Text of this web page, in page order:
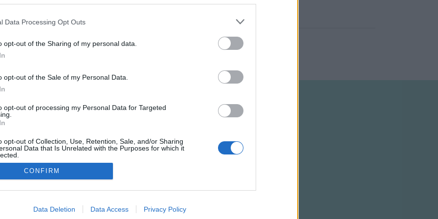
Data Processing Opt Outs
opt-out of the Sharing of my personal data.
opt-out of the Sale of my Personal Data.
opt-out of processing my Personal Data for Targeted
opt-out of Collection, Use, Retention, Sale, and/or Sharing
Data that Is Unrelated with the Purposes for which it
allow Google to enable storage related to advertising like cookies on
CONFIRM
Data Deletion Data Access Privacy Policy
NÉPI